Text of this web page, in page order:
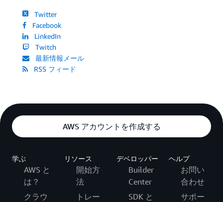
Twitter
Facebook
LinkedIn
Twitch
最新情報メール
RSS フィード
AWS アカウントを作成する
学ぶ
AWS と
は？
クラウ
リソース
開始方
法
トレー
デベロッパー
Builder
Center
SDK と
ヘルプ
お問い
合わせ
サポー